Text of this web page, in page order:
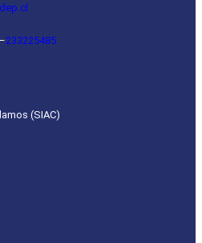
–233225485
(SIAC)